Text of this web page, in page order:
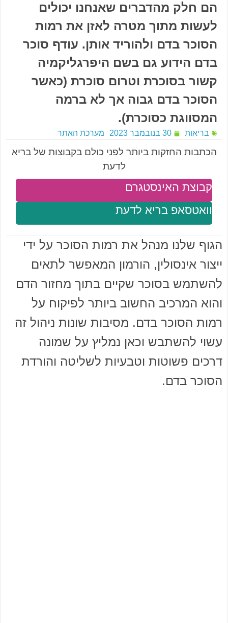
הם חלק מהדברים שאנחנו יכולים
לעשות מתוך מטרה לאזן את רמות
הסוכר בדם ולהוריד אותן. עודף סוכר
בדם הידוע גם בשם היפרגליקמיה
קשור בסוכרת וטרום סוכרת (כאשר
הסוכר בדם גבוה אך לא ברמה
המסווגת כסוכרת).
בריאות 30 בנובמבר 2023 מערכת האתר
הכתבות החזקות ביותר לפני כולם בקבוצות של בריא
לדעת
וואטסאפ בריא לדעת
קבוצת האינסטגרם
הגוף שלנו מנהל את רמות הסוכר על ידי
ייצור אינסולין, הורמון המאפשר לתאים
להשתמש בסוכר שקיים בתוך מחזור הדם
והוא המרכיב החשוב ביותר לפיקוח על
רמות הסוכר בדם. מסיבות שונות ניהול זה
עשוי להשתבש וכאן נמליץ על שמונה
דרכים פשוטות וטבעיות לשליטה והורדת
הסוכר בדם.